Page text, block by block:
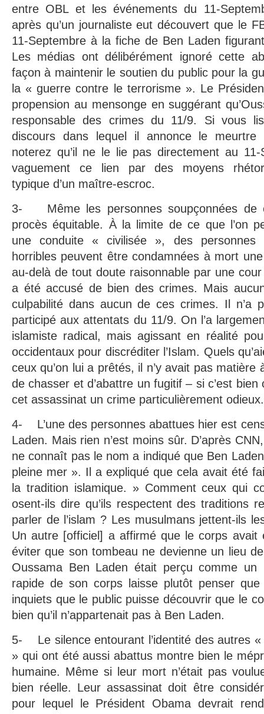
entre OBL et les événements du 11-
après qu’un journaliste eut découvert que le
11-Septembre à la fiche de Ben Laden
Les médias ont délibérément ignoré cette
façon à maintenir le soutien du public pour la
la « guerre contre le terrorisme ». Le
propension au mensonge en suggérant
responsable des crimes du 11/9. Si vous
discours dans lequel il annonce le
noterez qu’il ne le lie pas directement au
vaguement ce lien par des moyens
typique d’un maître-escroc.
3- Même les personnes soupçonnées de
procès équitable. À la limite de ce que l’on
une conduite « civilisée », des personnes
horribles peuvent être condamnées à mort
au-delà de tout doute raisonnable par une
a été accusé de bien des crimes. Mais
culpabilité dans aucun de ces crimes. Il n’a
participé aux attentats du 11/9. On l’a
islamiste radical, mais agissant en réalité
occidentaux pour discréditer l’Islam. Quels
ceux qu’on lui a prêtés, il n’y avait pas matière
de chasser et d’abattre un fugitif – si c’est bien
cet assassinat un crime particulièrement odieux.
4- L’une des personnes abattues hier est
Laden. Mais rien n’est moins sûr. D’après
ne connaît pas le nom a indiqué que Ben
pleine mer ». Il a expliqué que cela avait été
la tradition islamique. » Comment ceux qui
osent-ils dire qu’ils respectent des traditions
parler de l’islam ? Les musulmans jettent-ils
Un autre [officiel] a affirmé que le corps
éviter que son tombeau ne devienne un lieu
Oussama Ben Laden était perçu comme
rapide de son corps laisse plutôt penser
inquiets que le public puisse découvrir que le
bien qu’il n’appartenait pas à Ben Laden.
5- Le silence entourant l’identité des autres «
» qui ont été aussi abattus montre bien le
humaine. Même si leur mort n’était pas
bien réelle. Leur assassinat doit être
pour lequel le Président Obama devrait